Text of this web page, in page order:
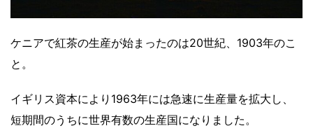
ケニアで紅茶の生産が始まったのは20世紀、1903年のこ
と。
イギリス資本により1963年には急速に生産量を拡大し、
短期間のうちに世界有数の生産国になりました。